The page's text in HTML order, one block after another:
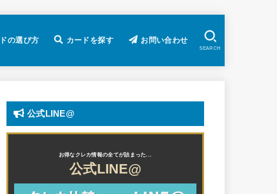
の選び方 カードを探す お問い合わせ
SEARCH
公式LINE@
公式LINE@